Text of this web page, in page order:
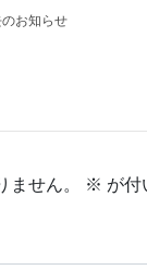
のお知らせ
せん。 ※ が付